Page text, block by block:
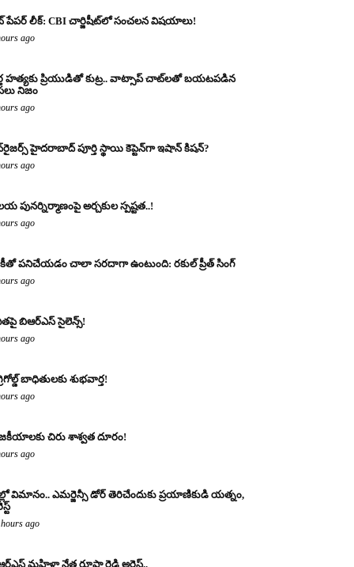
పేపర్ లీక్: CBI చార్జిషీట్‌లో సంచలన విషయాలు!
ago
హత్యకు ప్రియుడితో కుట్ర.. వాట్సాప్ చాట్‌లతో బయటపడిన
నిజం
ago
హైదరాబాద్ పూర్తి స్థాయి కెప్టెన్‌గా ఇషాన్ కిషన్?
ago
పునర్నిర్మాణంపై అర్చకుల స్పష్టత..!
ago
పనిచేయడం చాలా సరదాగా ఉంటుంది: రకుల్ ప్రీత్ సింగ్
ago
బిఆర్ఎస్ సైలెన్స్!
ago
బాధితులకు శుభవార్త!
ago
చిరు శాశ్వత దూరం!
ago
విమానం.. ఎమర్జెన్సీ డోర్ తెరిచేందుకు ప్రయాణికుడి యత్నం,
ago
మహిళా నేత రూపా రెడ్డి అరెస్ట్..